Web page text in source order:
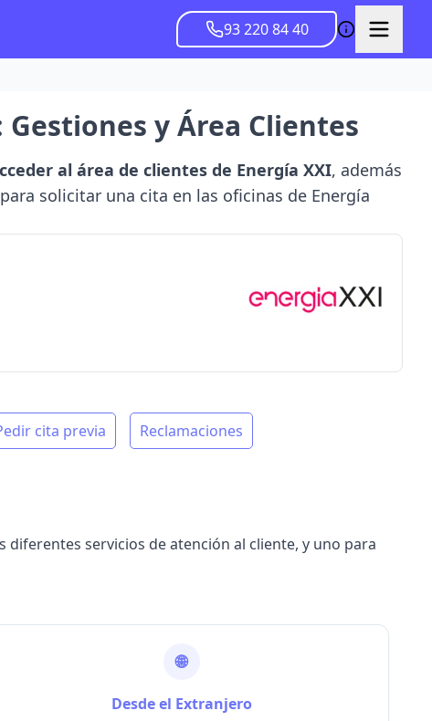
93 220 84 40
y Área Clientes
al área de clientes de Energía XXI, además
solicitar una cita en las oficinas de Energía
cita previa Reclamaciones
servicios de atención al cliente, y uno para
🌐
Desde el Extranjero